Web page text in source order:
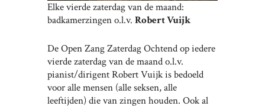
Elke vierde zaterdag van de maand:
badkamerzingen o.l.v. Robert Vuijk
De Open Zang Zaterdag Ochtend op iedere
vierde zaterdag van de maand o.l.v.
pianist/dirigent Robert Vuijk is bedoeld
voor alle mensen (alle seksen, alle
leeftijden) die van zingen houden. Ook al